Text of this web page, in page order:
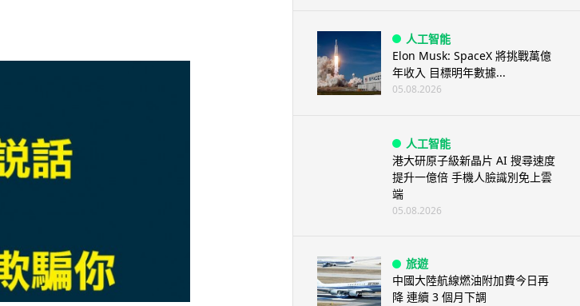
人工智能
Elon Musk: SpaceX 將挑戰萬億
年收入 目標明年數據...
05.08.2026
人工智能
港大研原子級新晶片 AI 搜尋速度
提升一億倍 手機人臉識別免上雲
端
05.08.2026
旅遊
中國大陸航線燃油附加費今日再
降 連續 3 個月下調